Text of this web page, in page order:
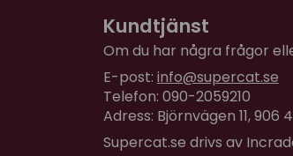
Kundtjänst
Om du har några frågor
E-post: info@supercat.se
Telefon: 090-2059210
Adress: Björnvägen 11, 906
Supercat.se drivs av